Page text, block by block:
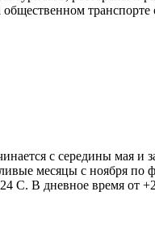
с середины мая и
месяцы с ноября по
С. В дневное время от